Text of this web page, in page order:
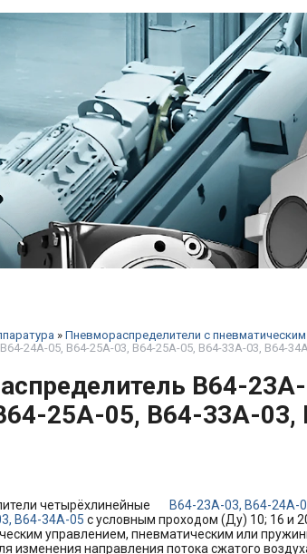
» Пневмораспределители с
24А-05, В64-25А-03, В64-25А-05, В64-33А-03, В64-
В64-
25А-05, В64-33А-
четырёхлинейные
В64-23А-03, В64-24А-
В64-34А-05 с условным проходом (Ду) 10; 16 и
управлением, пневматическим или
изменения направления потока сжатого